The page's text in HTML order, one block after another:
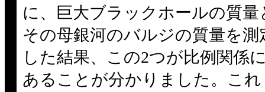
に、巨大ブラックホールの質量
その母銀河のバルジの質量を測
した結果、この2つが比例関係
あることが分かりました。これ